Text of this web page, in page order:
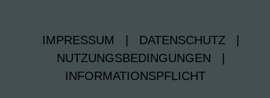
IMPRESSUM DATENSCHUTZ
NUTZUNGSBEDINGUNGEN
INFORMATIONSPFLICHT